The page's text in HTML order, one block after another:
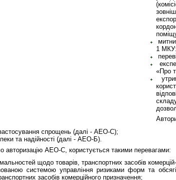
1 МКУ:
«Про
спрощень (далі - АЕО-С);
та надійності (далі - АЕО-Б).
авторизацію АЕО-С, користується такими перевагами:
щодо товарів, транспортних засобів
системою управління ризиками форм та
засобів комерційного призначення;